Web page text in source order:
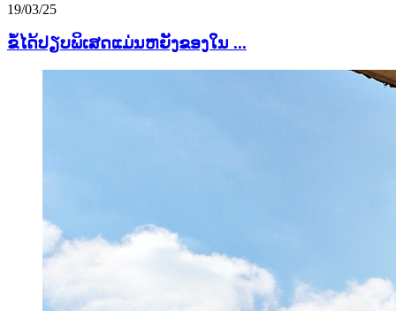
19/03/25
ຂໍ້ໄດ້ປຽບພິເສດແມ່ນຫຍັງຂອງໃນ ...